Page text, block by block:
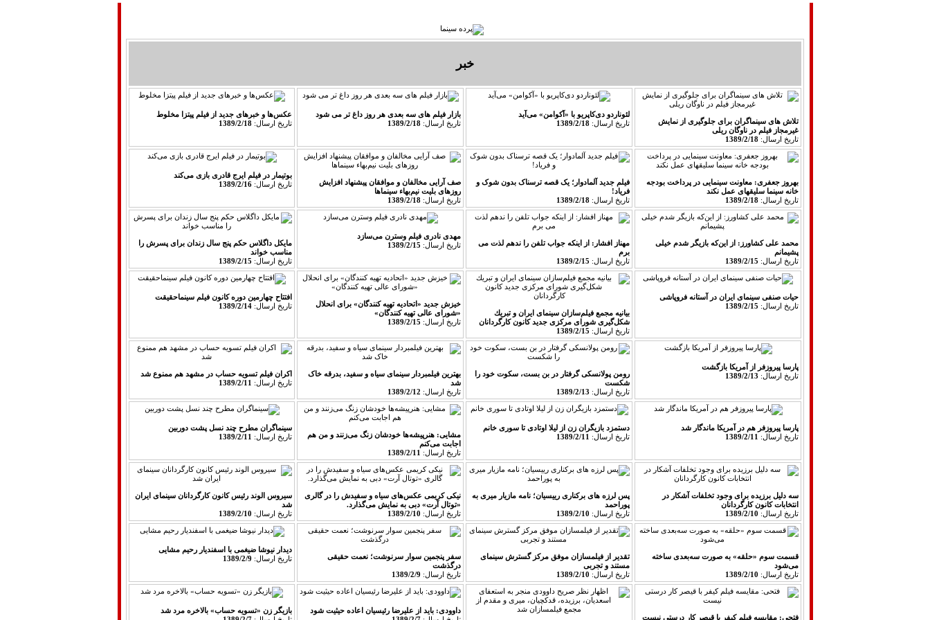
خبر
تلاش های سینماگران برای جلوگیری از نمایش
غیرمجاز فیلم در ناوگان ریلی
تاريخ ارسال: 1389/2/18
لئوناردو دی‌كاپریو با «آكوامن» می‌‌آید
تاريخ ارسال: 1389/2/18
بازار فیلم های سه بعدی هر روز داغ تر می شود
تاريخ ارسال: 1389/2/18
عكس‌ها و خبرهای جدید از فیلم پیتزا مخلوط
تاريخ ارسال: 1389/2/18
بهروز جعفری: معاونت سینمایی در پرداخت بودجه
خانه سینما سلیقه​ای عمل نکند
تاريخ ارسال: 1389/2/18
فیلم جدید آلمادوار؛ یک قصه ترسناک بدون شوک و
فریاد!
تاريخ ارسال: 1389/2/18
صف آرایی مخالفان و موافقان پیشنهاد افزایش
روزهای بلیت نیم‌بهاء سینماها
تاريخ ارسال: 1389/2/18
بوتیمار در فیلم ایرج قادری بازی می‌‌كند
تاريخ ارسال: 1389/2/16
محمد علی کشاورز: از این‌که بازیگر شدم خیلی
پشیمانم
تاريخ ارسال: 1389/2/15
مهناز افشار: از اینکه جواب تلفن را ندهم لذت می
برم
تاريخ ارسال: 1389/2/15
مهدی نادری فیلم وسترن می‌سازد
تاريخ ارسال: 1389/2/15
مایكل داگلاس حكم پنج سال زندان برای پسرش را
مناسب خواند
تاريخ ارسال: 1389/2/15
حیات صنفی سینمای ایران در آستانه فروپاشی
تاريخ ارسال: 1389/2/15
بیانیه‌ مجمع فیلم‌سازان سینمای ایران و تبریك
شكل‌گیری شورای مركزی جدید كانون كارگردانان
تاريخ ارسال: 1389/2/15
خیزش جدید «اتحادیه تهیه کنندگان» برای انحلال
«شورای عالی تهیه کنندگان»
تاريخ ارسال: 1389/2/15
افتتاح چهارمین دوره كانون فیلم سینماحقیقت
تاريخ ارسال: 1389/2/14
پارسا پیروزفر از آمریکا بازگشت
تاريخ ارسال: 1389/2/13
رومن پولانسکی گرفتار در بن بست، سکوت خود را
شکست
تاريخ ارسال: 1389/2/13
بهترین فیلمبردار سینمای سیاه و سفید، بدرقه خاک
شد
تاريخ ارسال: 1389/2/12
اکران فیلم تسویه حساب در مشهد هم ممنوع شد
تاريخ ارسال: 1389/2/11
پارسا پیروزفر هم در آمریکا ماندگار شد
تاريخ ارسال: 1389/2/11
دستمزد بازیگران زن از لیلا اوتادی تا سوری خانم
تاريخ ارسال: 1389/2/11
مشایی: هنرپیشه‌ها خودشان زنگ می‌زنند و من هم
اجابت می‌كنم
تاريخ ارسال: 1389/2/11
سینماگران مطرح چند نسل پشت دوربین
تاريخ ارسال: 1389/2/11
سه دلیل برزیده برای وجود تخلفات آشكار در
انتخابات کانون کارگردانان
تاريخ ارسال: 1389/2/10
پس لرزه های برکناری رییسیان؛ نامه مازیار میری به
پوراحمد
تاريخ ارسال: 1389/2/10
نیكی كریمی عكس‌های سیاه و سفیدش را در گالری‌
«توتال آرت» دبی به نمایش می‌گذارد.
تاريخ ارسال: 1389/2/10
سیروس الوند رئیس كانون كارگردانان سینمای ایران
شد
تاريخ ارسال: 1389/2/10
قسمت سوم «حلقه» به صورت سه‌بعدی ساخته
می‌شود
تاريخ ارسال: 1389/2/10
تقدیر از فیلمسازان موفق مركز گسترش سینمای
مستند و تجربی
تاريخ ارسال: 1389/2/10
سفر پنجمین سوار سرنوشت؛ نعمت حقیقی
درگذشت
تاريخ ارسال: 1389/2/9
دیدار نیوشا ضیغمی با اسفندیار رحیم مشایی
تاريخ ارسال: 1389/2/9
فتحی: مقایسه فیلم كیفر با قیصر كار درستی نیست
داوودی: باید از علیرضا رئیسیان اعاده حیثیت شود
بازیگر زن «تسویه حساب» بالاخره مرد شد